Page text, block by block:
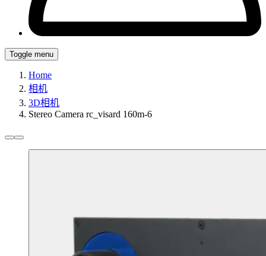
Toggle menu
Home
相机
3D相机
Stereo Camera rc_visard 160m-6